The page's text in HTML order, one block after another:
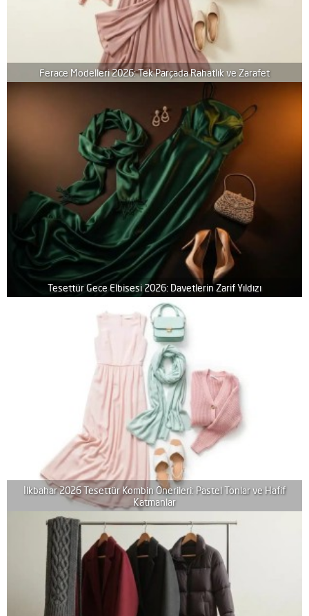
Ferace Modelleri 2026: Tek Parçada Rahatlık ve Zarafet
Tesettür Gece Elbisesi 2026: Davetlerin Zarif Yıldızı
İlkbahar 2026 Tesettür Kombin Önerileri: Pastel Tonlar ve Hafif
Katmanlar